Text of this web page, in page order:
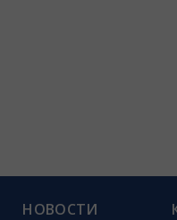
НОВОСТИ